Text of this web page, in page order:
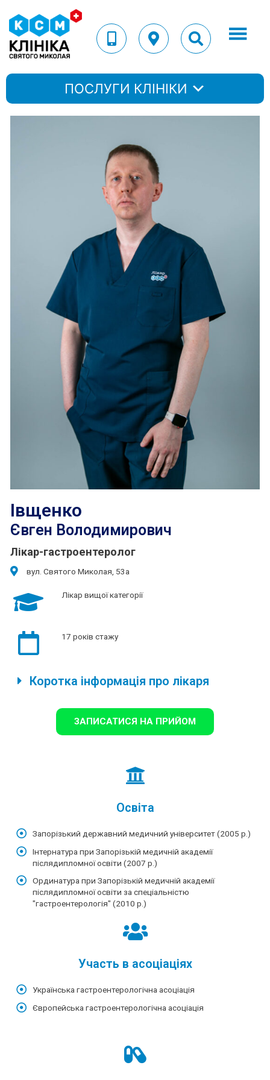
ПОСЛУГИ КЛІНІКИ
Івщенко
Євген Володимирович
Лікар-гастроентеролог
вул. Святого Миколая, 53а
Лікар вищої категорії
17 років стажу
Коротка інформація про лікаря
ЗАПИСАТИСЯ НА ПРИЙОМ
Освіта
Запорізький державний медичний університет (2005 р.)
Інтернатура при Запорізькій медичній академії
післядипломної освіти (2007 р.)
Ординатура при Запорізькій медичній академії
післядипломної освіти за спеціальністю
"гастроентерологiя" (2010 р.)
Участь в асоціаціях
Українська гастроентерологічна асоціація
Європейська гастроентерологічна асоціація